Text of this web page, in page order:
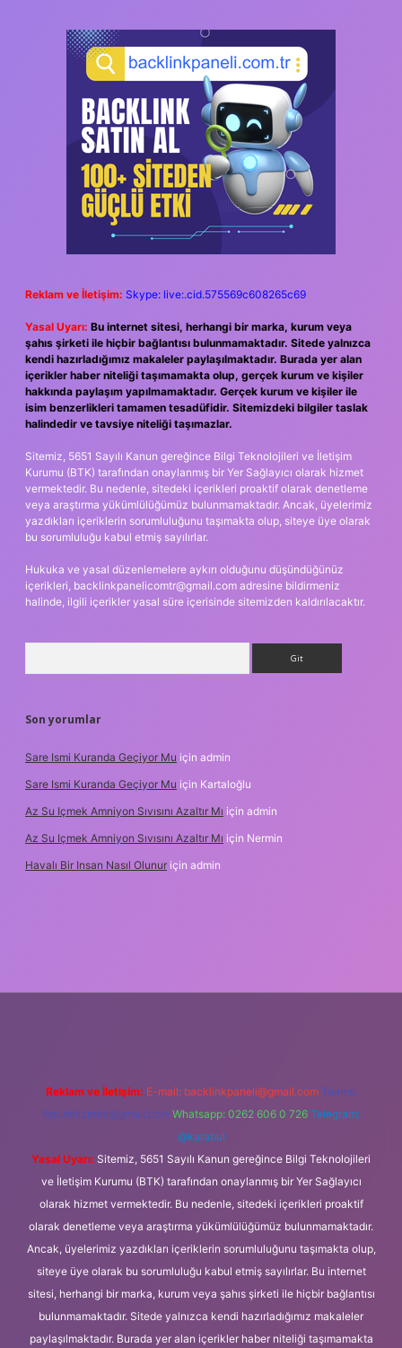
Reklam ve İletişim: Skype: live:.cid.575569c608265c69
Yasal Uyarı: Bu internet sitesi, herhangi bir marka, kurum veya
şahıs şirketi ile hiçbir bağlantısı bulunmamaktadır. Sitede yalnızca
kendi hazırladığımız makaleler paylaşılmaktadır. Burada yer alan
içerikler haber niteliği taşımamakta olup, gerçek kurum ve kişiler
hakkında paylaşım yapılmamaktadır. Gerçek kurum ve kişiler ile
isim benzerlikleri tamamen tesadüfidir. Sitemizdeki bilgiler taslak
halindedir ve tavsiye niteliği taşımazlar.
Sitemiz, 5651 Sayılı Kanun gereğince Bilgi Teknolojileri ve İletişim
Kurumu (BTK) tarafından onaylanmış bir Yer Sağlayıcı olarak hizmet
vermektedir. Bu nedenle, sitedeki içerikleri proaktif olarak denetleme
veya araştırma yükümlülüğümüz bulunmamaktadır. Ancak, üyelerimiz
yazdıkları içeriklerin sorumluluğunu taşımakta olup, siteye üye olarak
bu sorumluluğu kabul etmiş sayılırlar.
Hukuka ve yasal düzenlemelere aykırı olduğunu düşündüğünüz
içerikleri, backlinkpanelicomtr@gmail.com adresine bildirmeniz
halinde, ilgili içerikler yasal süre içerisinde sitemizden kaldırılacaktır.
Son yorumlar
Sare Ismi Kuranda Geçiyor Mu için admin
Sare Ismi Kuranda Geçiyor Mu için Kartaloğlu
Az Su Içmek Amniyon Sıvısını Azaltır Mı için admin
Az Su Içmek Amniyon Sıvısını Azaltır Mı için Nermin
Havalı Bir Insan Nasıl Olunur için admin
Reklam ve İletişim: E-mail: backlinkpaneli@gmail.com Teams:
forumhizmeti@gmail.com Whatsapp: 0262 606 0 726 Telegram:
@karabul
Yasal Uyarı: Sitemiz, 5651 Sayılı Kanun gereğince Bilgi Teknolojileri
ve İletişim Kurumu (BTK) tarafından onaylanmış bir Yer Sağlayıcı
olarak hizmet vermektedir. Bu nedenle, sitedeki içerikleri proaktif
olarak denetleme veya araştırma yükümlülüğümüz bulunmamaktadır.
Ancak, üyelerimiz yazdıkları içeriklerin sorumluluğunu taşımakta olup,
siteye üye olarak bu sorumluluğu kabul etmiş sayılırlar. Bu internet
sitesi, herhangi bir marka, kurum veya şahıs şirketi ile hiçbir bağlantısı
bulunmamaktadır. Sitede yalnızca kendi hazırladığımız makaleler
paylaşılmaktadır. Burada yer alan içerikler haber niteliği taşımamakta